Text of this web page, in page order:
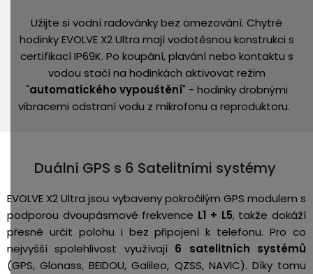
Užijte si vodní radovánky bez omezování. Chytré
hodinky EVOLVE X2 Ultra mají vodotěsnou konstrukci s
certifikací IP69K. Po koupání, plavání nebo kontaktu s
vodou stačí na hodinkách aktivovat režim
"automatického vypouštění" - hodinky drobnými
vibracemi odstraní vodu z mikrofonu a reproduktoru.
Duální GPS s 6 Satelitními systémy
EVOLVE X2 Ultra jsou vybaveny pokročilým GPS modulem s
podporou dvoupásmové frekvence L1 + L5, takže dokáží
přesně určit polohu i bez připojení k telefonu. Pro co
nejvyšší spolehlivost využívají 6 satelitních systémů
(GPS, Glonass, BEIDOU, Galileo, QZSS, NAVIC). Díky tomu